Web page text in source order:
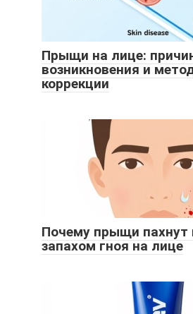
Прыщи на лице:
возникновения и
коррекции
Почему прыщи пахнут
запахом гноя на лице